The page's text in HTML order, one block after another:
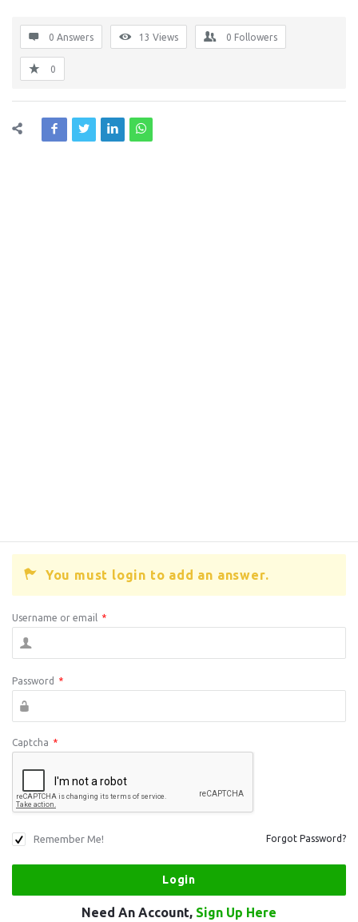
0 Answers 13 Views 0 Followers
0
You must login to add an answer.
Username or email *
Password *
Captcha *
Remember Me! Forgot Password?
Need An Account, Sign Up Here